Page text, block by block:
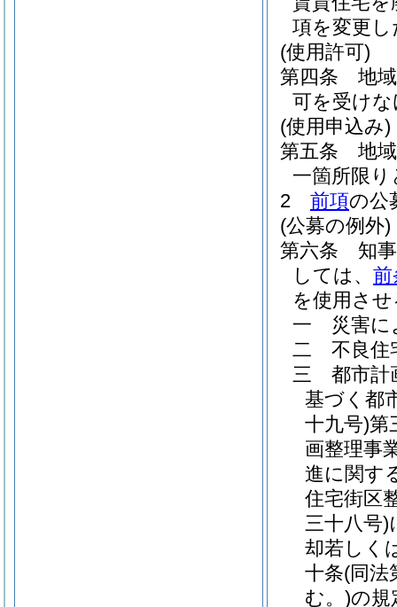
項を変更
(使用許可)
第四条
地
可を受け
(使用申込み)
第五条
地
一箇所限
2
前項の公
(公募の例外)
第六条
知
しては、 前
を使用さ
一
災害
二
不良住
三
都市計
基づく都
十九号)第
画整理事
進に関す
住宅街区
三十八号)
却若しく
十条(同法
む。)の規